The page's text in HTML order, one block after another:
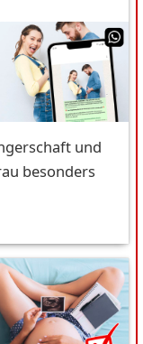
und
besonders